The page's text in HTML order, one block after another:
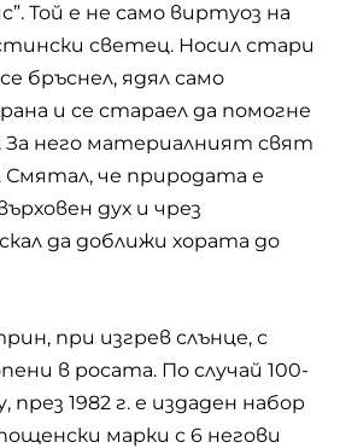
Той е не само виртуоз на
светец. Носил стари
бръснел, ядял само
и се стараел да помогне
За него материалният свят
Смятал, че природата е
дух и чрез
да доближи хората до
при изгрев слънце, с
в росата. По случай 100-
1982 г. е издаден набор
марки с 6 негови